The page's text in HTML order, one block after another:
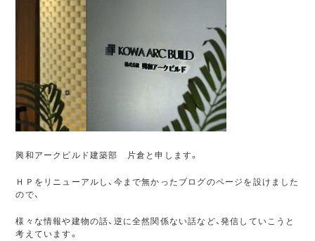
興和アークビルド建築部 片倉と申します。
ＨＰをリニューアルし、今まで無かったブログのページを設けました
ので、
様々な情報や建物の話、逆に全然関係ない話など、発信していこうと
考えています。